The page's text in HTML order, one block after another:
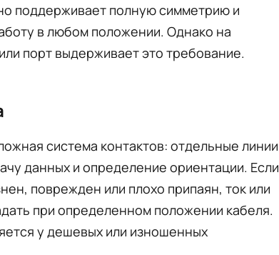
поддерживает полную симметрию и
в любом положении. Однако на
порт выдерживает это требование.
система контактов: отдельные линии
данных и определение ориентации. Если
поврежден или плохо припаян, ток или
при определенном положении кабеля.
у дешевых или изношенных